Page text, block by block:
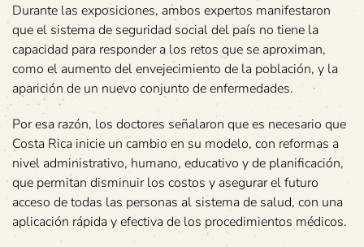
Durante las exposiciones, ambos expertos manifestaron
que el sistema de seguridad social del país no tiene la
capacidad para responder a los retos que se aproximan,
como el aumento del envejecimiento de la población, y la
aparición de un nuevo conjunto de enfermedades.
Por esa razón, los doctores señalaron que es necesario que
Costa Rica inicie un cambio en su modelo, con reformas a
nivel administrativo, humano, educativo y de planificación,
que permitan disminuir los costos y asegurar el futuro
acceso de todas las personas al sistema de salud, con una
aplicación rápida y efectiva de los procedimientos médicos.